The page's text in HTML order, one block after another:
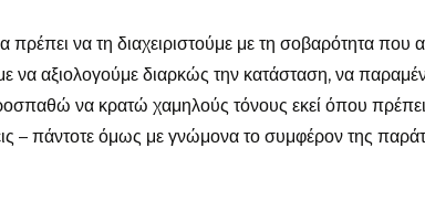
να τη διαχειριστούμε με τη σοβαρότητα που
να αξιολογούμε διαρκώς την κατάσταση, να
να κρατώ χαμηλούς τόνους εκεί όπου
– πάντοτε όμως με γνώμονα το συμφέρον της